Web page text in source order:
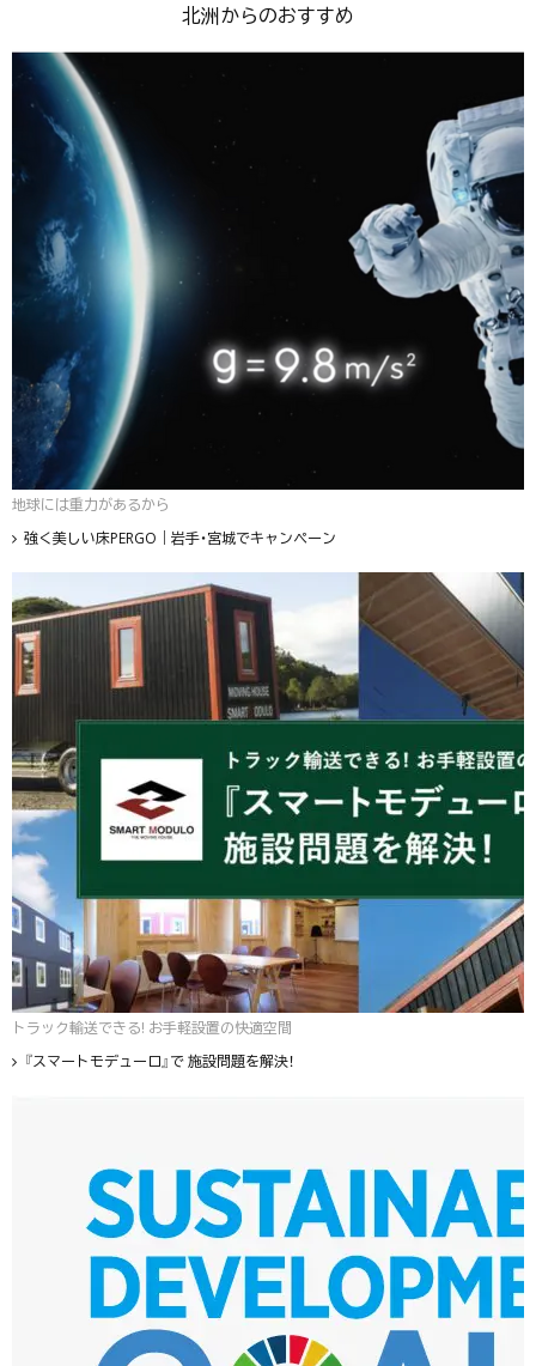
北洲からのおすすめ
地球には重力があるから
強く美しい床PERGO｜岩手・宮城でキャンペーン
トラック輸送できる! お手軽設置の快適空間
『スマートモデューロ』で 施設問題を解決！